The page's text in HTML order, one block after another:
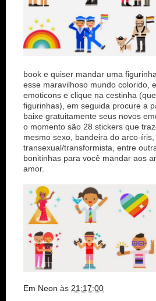
book e quiser mandar uma
esse maravilhoso mundo colorido,
emoticons e clique na cestinha
figurinhas), em seguida procure a
baixe gratuitamente seus novos
o momento são 28 stickers que
mesmo sexo, bandeira do arco-íris,
transexual/transformista, entre
bonitinhas para você mandar aos
amor.
Em Neon às 21:17:00